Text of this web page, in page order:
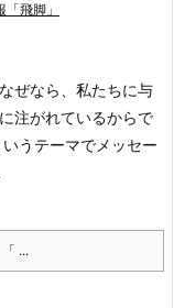
「飛脚」
ぜなら、私たちに与
注がれているからで
うテーマでメッセー
...